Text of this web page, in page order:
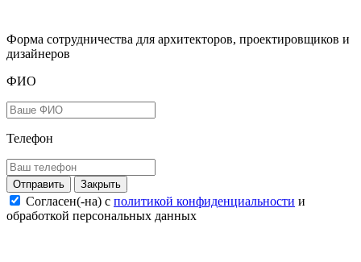
Форма сотрудничества для архитекторов, проектировщиков и
дизайнеров
ФИО
Телефон
Закрыть
Согласен(-на) c политикой конфиденциальности и
обработкой персональных данных